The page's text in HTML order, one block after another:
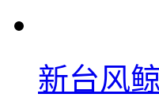
新台风